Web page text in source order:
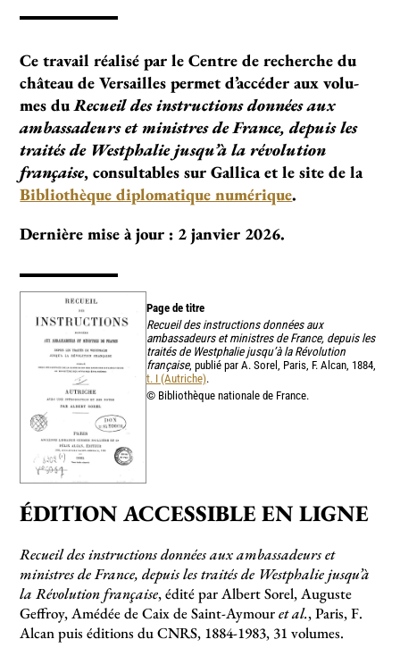
Ce tra­­­vail réa­­­lisé par le Centre de recher­­­che du
châ­­­teau de Versailles per­­­met d’accé­­­der aux volu­­
mes duRecueil des instructions données aux
ambassadeurs et ministres de France, depuis les
traités de Westphalie jusqu’à la révolution
française, consultables sur Gallica et le site de la
Bibliothèque diplomatique numérique.
Dernière mise à jour : 2 janvier 2026.
Page de titre
Recueil des instructions données aux
ambassadeurs et ministres de France, depuis les
traités de Westphalie jusqu’à la Révolution
française, publié par A. Sorel, Paris, F. Alcan, 1884,
t. I (Autriche).
© Bibliothèque nationale de France.
ÉDITION ACCESSIBLE EN LIGNE
Recueil des instructions données aux ambassadeurs et
ministres de France, depuis les traités de Westphalie jusqu’à
la Révolution française, édité par Albert Sorel, Auguste
Geffroy, Amédée de Caix de Saint-Aymouret al., Paris, F.
Alcan puis éditions du CNRS, 1884-1983, 31 volumes.